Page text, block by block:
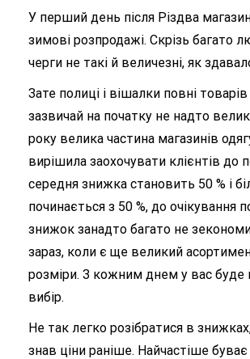
У перший день після Різдва
зимові розпродажі. Скрізь багато
черги не такі й величезні, як
Зате полиці і вішалки повні
зазвичай на початку не надто
року велика частина магазинів
вирішила заохочувати клієнтів до
середня знижка становить 50 % і
починається з 50 %, до очікування
знижок занадто багато не
зараз, коли є ще великий
розміри. З кожним днем у вас
вибір.
Не так легко розібратися в
знав ціни раніше. Найчастіше